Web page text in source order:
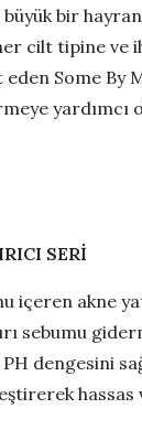
bir
cilt tipine ve
Some By
yardımcı
SERİ
içeren akne
sebumu
dengesini
hassas